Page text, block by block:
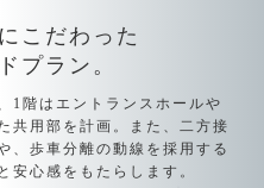
こだわった
プラン。
1階はエントランスホールや
共用部を計画。
また、二方接
、歩車分離の動線を採用する
安心感をもたらします。